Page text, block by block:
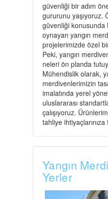
güvenliği bir adım
gururunu yaşıyoruz.
güvenliği konusunda
oynayan yangın
projelerimizde özel
Peki, yangın
neleri ön planda
Mühendislik olarak,
merdivenlerimizin
imalatında yerel
uluslararası
çalışıyoruz.
tahliye ihtiyaçlarınıza
Yangın
Yerler